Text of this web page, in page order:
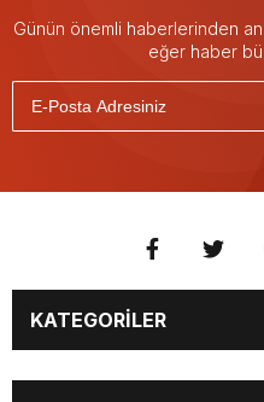
Günün önemli haberlerinden
eğer haber
KATEGORİLER
EĞİTİM